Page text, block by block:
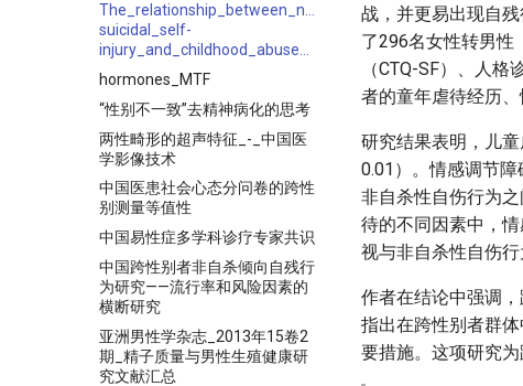
The_relationship_between_non-
suicidal_self-
injury_and_childhood_abuse_in_transgender_people
hormones_MTF
“性别不一致”去精神病化的思考
两性畸形的超声特征_-_中国医
学影像技术
中国医患社会心态分问卷的跨性
别测量等值性
中国易性症多学科诊疗专家共识
中国跨性别者非自杀倾向自残行
为研究——流行率和风险因素的
横断研究
亚洲男性学杂志_2013年15卷2
期_精子质量与男性生殖健康研
究文献汇总
战，并更易出现自
了296名女性转男性
（CTQ-SF）、人
者的童年虐待经历、
研究结果表明，儿
0.01）。情感调节
非自杀性自伤行为
待的不同因素中，
视与非自杀性自伤行
作者在结论中强调
指出在跨性别者群
要措施。这项研究